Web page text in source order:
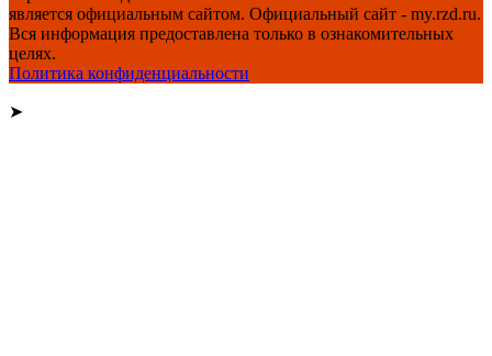
является официальным сайтом. Официальный сайт - my.rzd.ru.
Вся информация предоставлена только в ознакомительных
целях.
Политика конфиденциальности
➤